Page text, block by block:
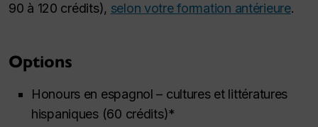
90 à 120 crédits), selon votre formation antérieure.
Options
Honours en espagnol – cultures et littératures
hispaniques (60 crédits)*